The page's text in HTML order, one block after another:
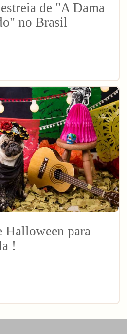
de "A Dama
no Brasil
Halloween para
!